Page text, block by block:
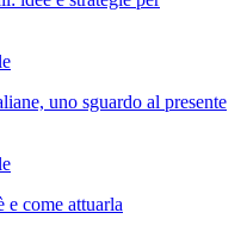
uno sguardo al presente
e come attuarla